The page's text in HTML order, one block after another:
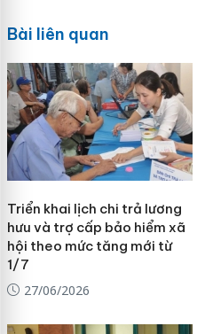
Bài liên quan
Triển khai lịch chi trả lương
hưu và trợ cấp bảo hiểm xã
hội theo mức tăng mới từ
1/7
27/06/2026